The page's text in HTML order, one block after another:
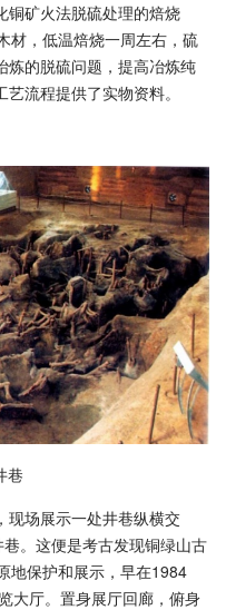
铜矿火法脱硫处理的焙烧
材，低温焙烧一周左右，硫
炼的脱硫问题，提高冶炼纯
流程提供了实物资料。
巷
现场展示一处井巷纵横交
。这便是考古发现铜绿山古
地保护和展示，早在1984
大厅。置身展厅回廊，俯身